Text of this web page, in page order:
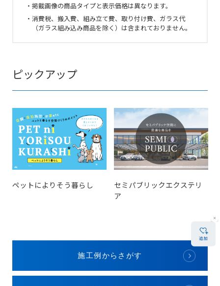
・掲載画像の商品タイプと表示価格は異なります。
・消費税、搬入費、組み立て費、取り付け費、ガラス代
（ガラス組み込み商品を除く）は含まれておりません。
ピックアップ
ペットによりそう暮らし
セミパブリックエクステリ
ア
施工例からさがす